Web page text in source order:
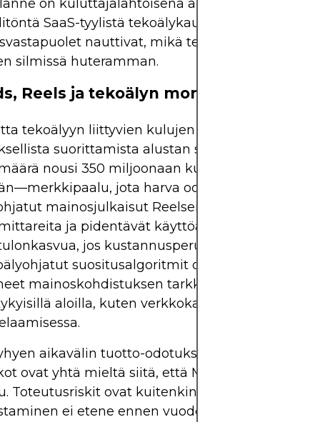
on kuluttajalähtöisenä alustana herkempi,
SaaS-tyylistä tekoälykaupallistamisen
nauttivat, mikä tekee tästä
silmissä huteramman.
Reels ja tekoälyn momentum
tekoälyyn liittyvien kulujen vaikutuksista,
suorittamista alustan sitouttamisessa.
nousi 350 miljoonaan kuukausittaiseen
jota harva odotti näin nopeasti.
mainosjulkaisut Reelseissä parantavat
ja pidentävät käyttöaikoja, mikä voisi
jos kustannusperusta vakiintuu.
suositusalgoritmit ovat merkittävästi
mainoskohdistuksen tarkkuutta, erityisesti
aloilla, kuten verkkokaupassa ja
aikavälin tuotto-odotukset puhuttiin
ovat yhtä mieltä siitä, että Meta on
Toteutusriskit ovat kuitenkin koholla, jos
ei etene ennen vuoden 2026 loppua,